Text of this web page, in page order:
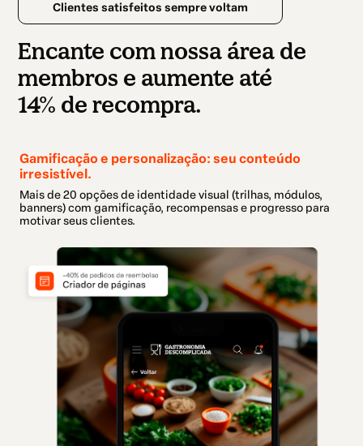
Clientes satisfeitos sempre voltam
Encante com nossa área de
membros e aumente até
14% de recompra.
Gamificação e personalização: seu conteúdo
irresistível.
Mais de 20 opções de identidade visual (trilhas, módulos,
banners) com gamificação, recompensas e progresso para
motivar seus clientes.